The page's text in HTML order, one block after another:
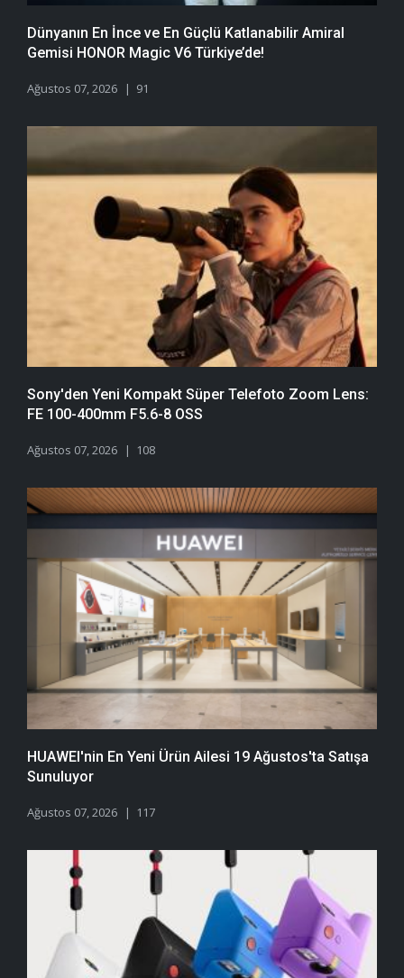
Dünyanın En İnce ve En Güçlü Katlanabilir Amiral
Gemisi HONOR Magic V6 Türkiye’de!
Ağustos 07, 2026 91
Sony'den Yeni Kompakt Süper Telefoto Zoom Lens:
FE 100-400mm F5.6-8 OSS
Ağustos 07, 2026 108
HUAWEI'nin En Yeni Ürün Ailesi 19 Ağustos'ta Satışa
Sunuluyor
Ağustos 07, 2026 117